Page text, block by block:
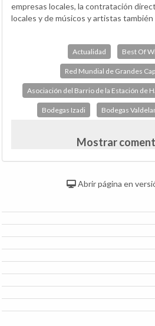
empresas locales, la contratación
locales y de músicos y artistas también
Actualidad Best Of
Red Mundial de Grandes
Asociación del Barrio de la Estación de
Bodegas Izadi Bodegas
Mostrar
Abrir página en